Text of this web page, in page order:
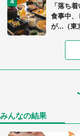
「落ち
食事中、
が...（東
「富豪
7万人
ードル高
「閉所
みんなの結果